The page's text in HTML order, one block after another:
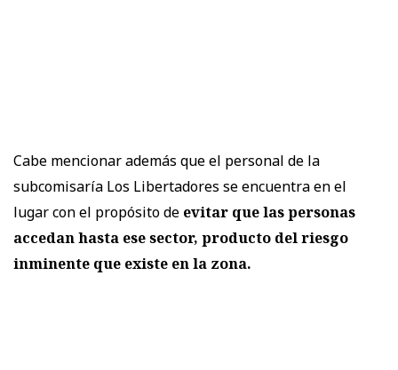
Cabe mencionar además que el personal de la
subcomisaría Los Libertadores se encuentra en el
lugar con el propósito de evitar que las personas
accedan hasta ese sector, producto del riesgo
inminente que existe en la zona.